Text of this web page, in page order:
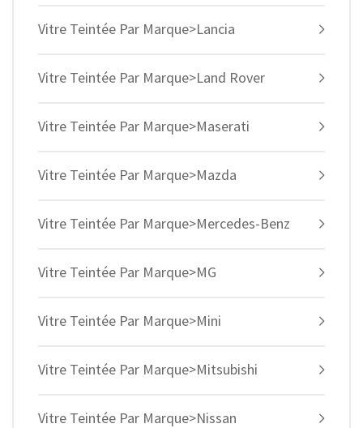
Vitre Teintée Par Marque>Lancia
Vitre Teintée Par Marque>Land Rover
Vitre Teintée Par Marque>Maserati
Vitre Teintée Par Marque>Mazda
Vitre Teintée Par Marque>Mercedes-Benz
Vitre Teintée Par Marque>MG
Vitre Teintée Par Marque>Mini
Vitre Teintée Par Marque>Mitsubishi
Vitre Teintée Par Marque>Nissan